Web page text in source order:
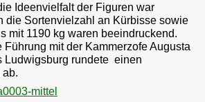
Ideenvielfalt der Figuren war
die Sortenvielzahl an Kürbisse sowie
mit 1190 kg waren beeindruckend.
mit der Kammerzofe Augusta
Ludwigsburg rundete einen
ab.